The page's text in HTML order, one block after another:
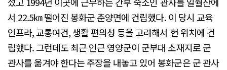
서 22.5㎞ 떨어진 봉화군 춘양면에 건립했다. 이 당시 교육
인프라, 교통여건, 생활 편의성 등을 고려해서 현 위치에 건
립했다. 그런데도 최근 인근 영양군이 군부대 소재지로 군
관사를 옮겨야 한다는 주장을 내놓고 있어 봉화군은 군 관사